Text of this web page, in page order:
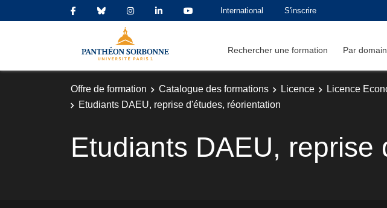
International S'inscrire
Rechercher une formation Par
Offre de formation Catalogue des formations Licence Licence
Etudiants DAEU, reprise d'études, réorientation
Etudiants DAEU,